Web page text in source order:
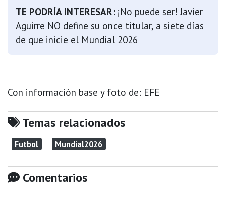
TE PODRÍA INTERESAR: ¡No puede ser! Javier
Aguirre NO define su once titular, a siete días
de que inicie el Mundial 2026
Con información base y foto de: EFE
Temas relacionados
Futbol Mundial2026
Comentarios